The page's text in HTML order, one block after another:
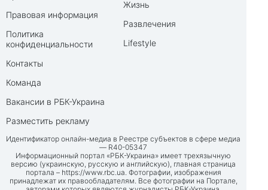
Правовая информация
Политика
конфиденциальности
Контакты
Команда
Вакансии в РБК-Украина
Разместить рекламу
Жизнь
Развлечения
Lifestyle
Идентификатор онлайн-медиа в Реестре субъектов в сфере медиа
— R40-05347
Информационный портал «РБК-Украина» имеет трехязычную
версию (украинскую, русскую и английскую), главная страница
портала – https://www.rbc.ua. Фотографии, изображения
принадлежат их правообладателям. Все фотографии на Портале,